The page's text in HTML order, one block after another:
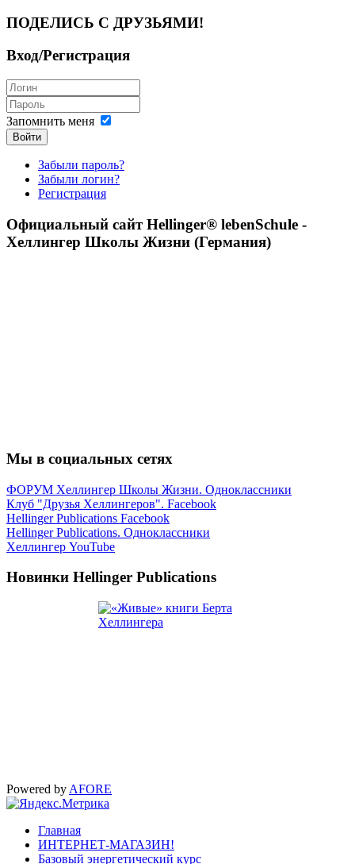
ПОДЕЛИСЬ С ДРУЗЬЯМИ!
Вход/Регистрация
Запомнить меня
Войти
Забыли пароль?
Забыли логин?
Регистрация
Официальный сайт Hellinger® lebenSchule -
Хеллингер Школы Жизни (Германия)
Мы в социальных сетях
ФОРУМ Хеллингер Школы Жизни. Одноклассники
Клуб "Друзья Хеллингеров". Facebook
Hellinger Publications Facebook
Hellinger Publications. Одноклассники
Хеллингер YouTube
Новинки Hellinger Publications
Powered by AFORE
Главная
ИНТЕРНЕТ-МАГАЗИН!
Базовый энергетический курс